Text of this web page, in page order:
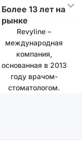
Более 13 лет на
рынке
Revyline –
международная
компания,
основанная в 2013
году врачом-
стоматологом.